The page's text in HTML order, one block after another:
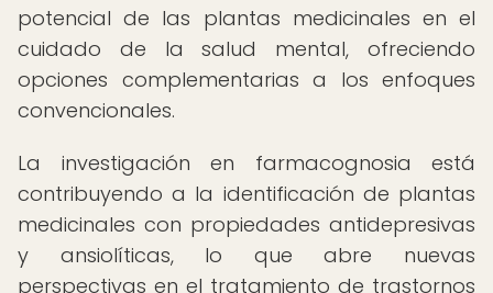
potencial de las plantas medicinales en el
cuidado de la salud mental, ofreciendo
opciones complementarias a los enfoques
convencionales.
La investigación en farmacognosia está
contribuyendo a la identificación de plantas
medicinales con propiedades antidepresivas
y ansiolíticas, lo que abre nuevas
perspectivas en el tratamiento de trastornos